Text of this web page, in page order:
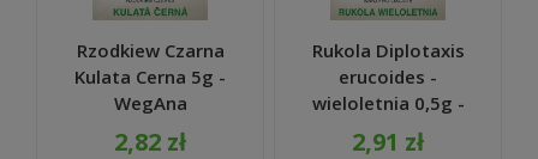
Rzodkiew Czarna
Kulata Cerna 5g -
WegAna
2,82 zł
Rukola Diplotaxis
erucoides -
wieloletnia 0,5g -
WegAna
2,91 zł